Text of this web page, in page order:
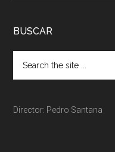
BUSCAR
Director: Pedro Santana